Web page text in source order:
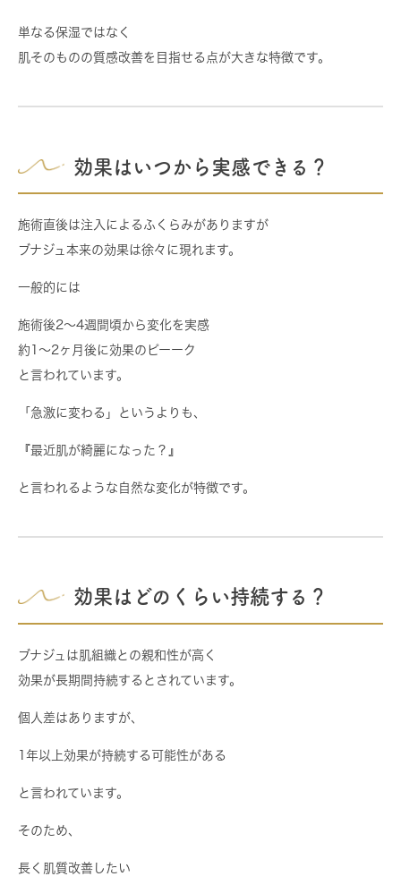
単なる保湿ではなく
肌そのものの質感改善を目指せる点が大きな特徴です。
効果はいつから実感できる？
施術直後は注入によるふくらみがありますが
ブナジュ本来の効果は徐々に現れます。
一般的には
施術後2〜4週間頃から変化を実感
約1〜2ヶ月後に効果のピーーク
と言われています。
「急激に変わる」というよりも、
『最近肌が綺麗になった？』
と言われるような自然な変化が特徴です。
効果はどのくらい持続する？
ブナジュは肌組織との親和性が高く
効果が長期間持続するとされています。
個人差はありますが、
1年以上効果が持続する可能性がある
と言われています。
そのため、
長く肌質改善したい